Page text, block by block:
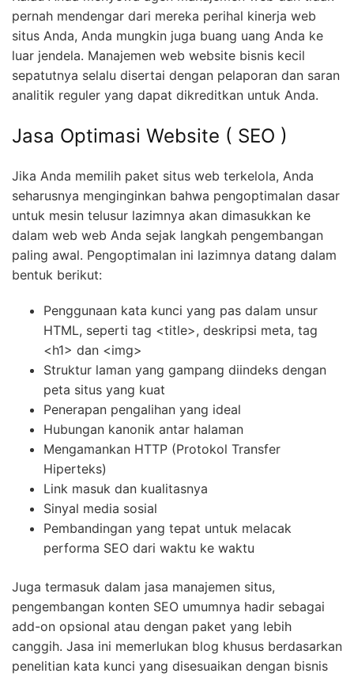
pernah mendengar dari mereka perihal kinerja web
situs Anda, Anda mungkin juga buang uang Anda ke
luar jendela. Manajemen web website bisnis kecil
sepatutnya selalu disertai dengan pelaporan dan saran
analitik reguler yang dapat dikreditkan untuk Anda.
Jasa Optimasi Website ( SEO )
Jika Anda memilih paket situs web terkelola, Anda
seharusnya menginginkan bahwa pengoptimalan dasar
untuk mesin telusur lazimnya akan dimasukkan ke
dalam web web Anda sejak langkah pengembangan
paling awal. Pengoptimalan ini lazimnya datang dalam
bentuk berikut:
Penggunaan kata kunci yang pas dalam unsur
HTML, seperti tag <title>, deskripsi meta, tag
<h1> dan <img>
Struktur laman yang gampang diindeks dengan
peta situs yang kuat
Penerapan pengalihan yang ideal
Hubungan kanonik antar halaman
Mengamankan HTTP (Protokol Transfer
Hiperteks)
Link masuk dan kualitasnya
Sinyal media sosial
Pembandingan yang tepat untuk melacak
performa SEO dari waktu ke waktu
Juga termasuk dalam jasa manajemen situs,
pengembangan konten SEO umumnya hadir sebagai
add-on opsional atau dengan paket yang lebih
canggih. Jasa ini memerlukan blog khusus berdasarkan
penelitian kata kunci yang disesuaikan dengan bisnis